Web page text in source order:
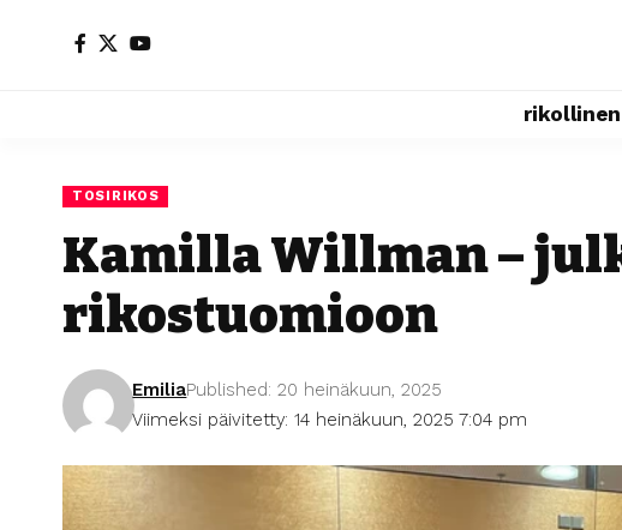
rikollinen
TOSIRIKOS
Kamilla Willman –
rikostuomioon
Viimeksi päivitetty: 14 heinäkuun, 2025 7:04 pm
EmiliaPublished: 20 heinäkuun, 2025